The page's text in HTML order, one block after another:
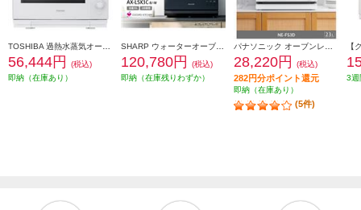
56,444円
(税込)
即納（在庫あり）
120,780円
(税込)
即納（在庫残りわずか）
28,220円 (税込)
282円分ポイント還元
即納（在庫あり）
(5件)
3週